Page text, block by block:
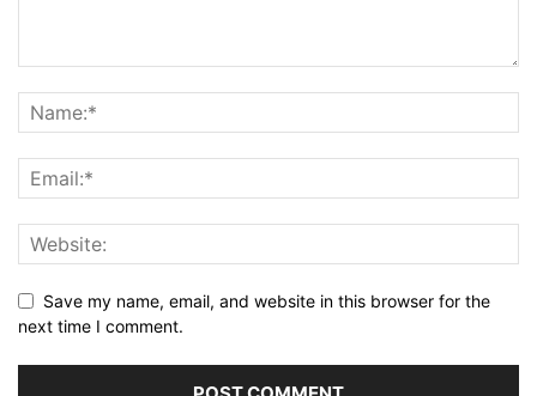
Save my name, email, and website in this browser for the
next time I comment.